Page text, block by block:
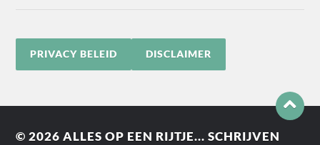
PRIVACY BELEID DISCLAIMER
© 2026ALLES OP EEN RIJTJE... SCHRIJVEN